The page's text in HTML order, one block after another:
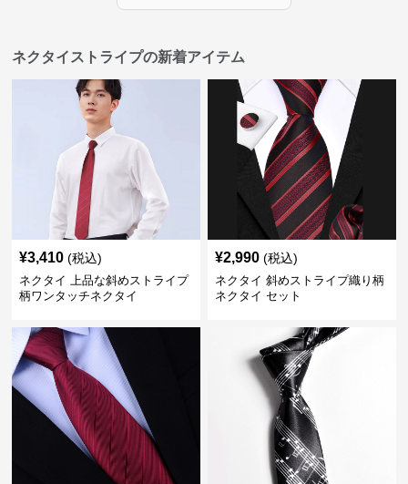
ネクタイストライプの新着アイテム
¥3,410 (税込)
ネクタイ 上品な斜めストライプ
柄ワンタッチネクタイ
¥2,990 (税込)
ネクタイ 斜めストライプ織り柄
ネクタイ セット